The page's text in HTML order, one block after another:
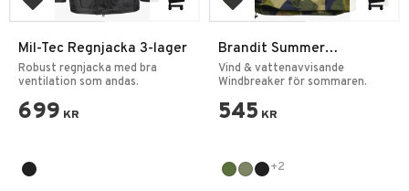
Lägg till i favoriter
Mil-Tec Regnjacka 3-lager
Robust regnjacka med bra
ventilation som andas.
699 KR
Lägg till i favoriter
Brandit Summer
Windbreaker Jacka
Vind & vattenavvisande
Windbreaker för sommaren.
545 KR
+2